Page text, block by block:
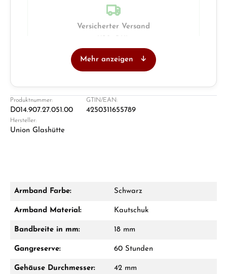
Versicherter Versand
Ladengeschäft in Solingen
Damon Reiners
Mehr anzeigen
Produktnummer:
D014.907.27.051.00
GTIN/EAN:
4250311655789
Hersteller:
Union Glashütte
Armband Farbe: Schwarz
Armband Material: Kautschuk
Bandbreite in mm: 18 mm
Gangreserve: 60 Stunden
Gehäuse Durchmesser: 42 mm